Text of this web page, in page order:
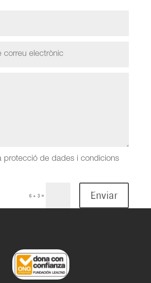
protecció de dades i condicions
6 + 3 = Enviar